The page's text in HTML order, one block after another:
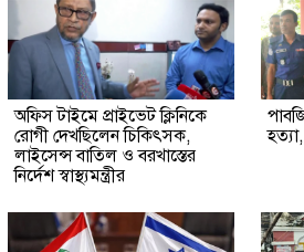
অফিস টাইমে প্রাইভেট ক্লিনিকে
রোগী দেখছিলেন চিকিৎসক,
লাইসেন্স বাতিল ও বরখাস্তের
নির্দেশ স্বাস্থ্যমন্ত্রীর